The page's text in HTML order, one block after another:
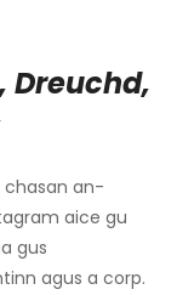
Dreuchd,
an-
aice gu
gus
agus a corp.